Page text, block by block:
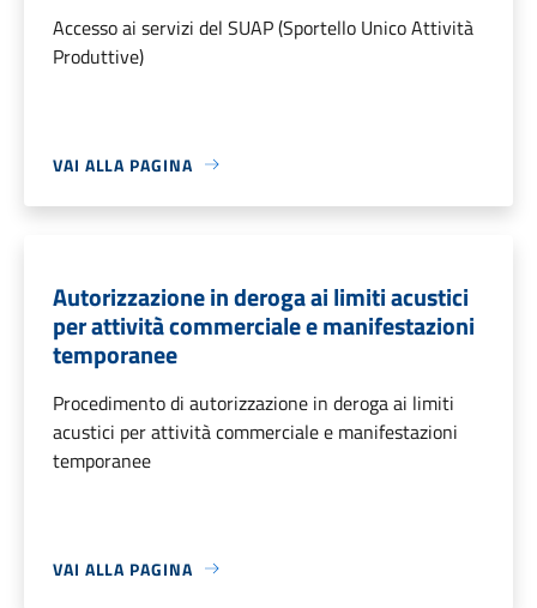
Accesso ai servizi del SUAP (Sportello Unico Attività
Produttive)
VAI ALLA PAGINA
Autorizzazione in deroga ai limiti acustici
per attività commerciale e manifestazioni
temporanee
Procedimento di autorizzazione in deroga ai limiti
acustici per attività commerciale e manifestazioni
temporanee
VAI ALLA PAGINA